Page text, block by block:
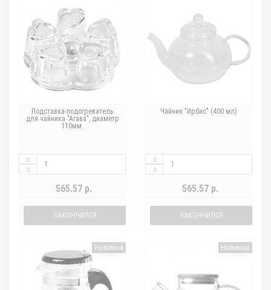
Подставка-подогреватель
для чайника "Агава", диаметр
110мм.
565.57 р.
ЗАКОНЧИЛСЯ
Чайник "Ирбис" (400 мл)
565.57 р.
ЗАКОНЧИЛСЯ
Новинка Новинка